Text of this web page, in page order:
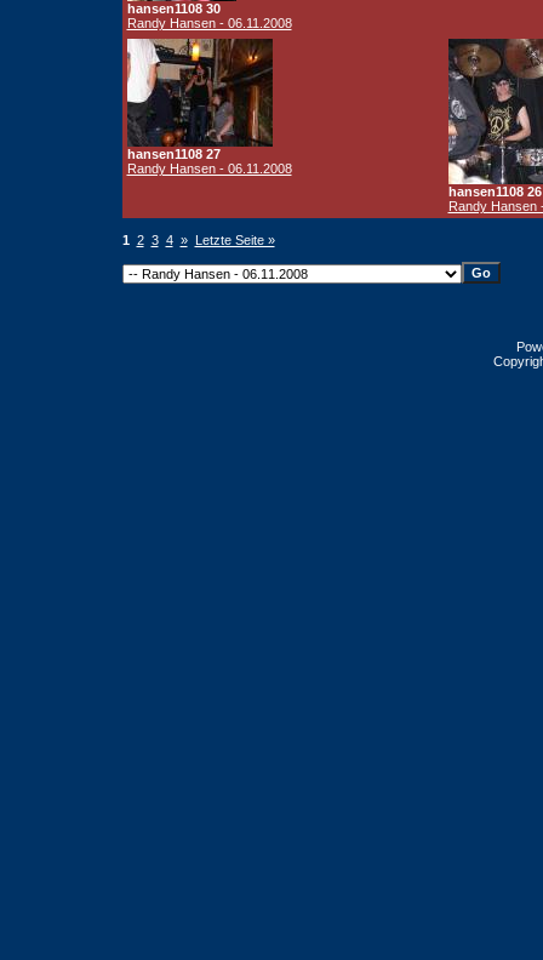
hansen1108 30
Randy Hansen - 06.11.2008
hansen1108 27
Randy Hansen - 06.11.2008
hansen1108 26
Randy Hansen
1 2 3 4 » Letzte Seite »